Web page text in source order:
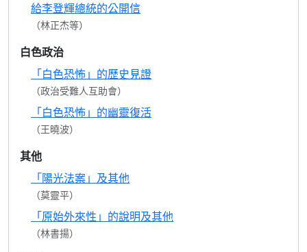
給李登輝總統的公開信
（林正杰等）
白色政治
「白色恐怖」的歷史見證
（政治受難人互助會）
「白色恐怖」的幽靈復活
（王曉波）
其他
「陽光法案」及其他
（莫靈平）
「原始外來性」的說明及其他
（林書揚）